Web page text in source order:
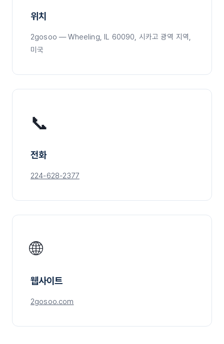
위치
2gosoo — Wheeling, IL 60090, 시카고 광역 지역,
미국
📞
전화
224-628-2377
🌐
웹사이트
2gosoo.com